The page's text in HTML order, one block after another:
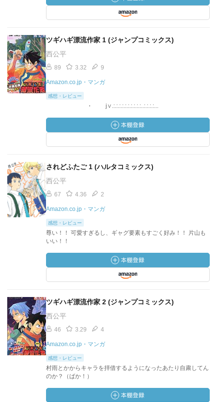
ツギハギ漂流作家 1 (ジャンプコミックス)
西公平
89 3.32 9
Amazon.co.jp・マンガ
感想・レビュー
・ j∨.:.:.:.:.:.:.:.:.:.:..:.:.:.:...
されどふたご 1 (ハルタコミックス)
西公平
67 4.36 2
Amazon.co.jp・マンガ
感想・レビュー
尊い！！ 可愛すぎるし、ギャグ要素もすごく好み！！ 片山も
いい！！
ツギハギ漂流作家 2 (ジャンプコミックス)
西公平
46 3.29 4
Amazon.co.jp・マンガ
感想・レビュー
村雨とかからキャラを拝借するようになったあたり自粛してん
のか？（ばか！）